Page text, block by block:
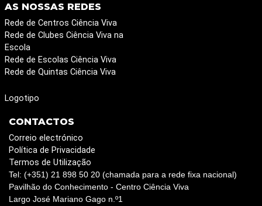
AS NOSSAS REDES
Rede de Centros Ciência Viva
Rede de Clubes Ciência Viva na
Escola
Rede de Escolas Ciência Viva
Rede de Quintas Ciência Viva
Logotipo
CONTACTOS
Correio electrónico
Política de Privacidade
Termos de Utilização
Tel: (+351) 21 898 50 20 (chamada para a rede fixa nacional)
Pavilhão do Conhecimento - Centro Ciência Viva
Largo José Mariano Gago n.º1